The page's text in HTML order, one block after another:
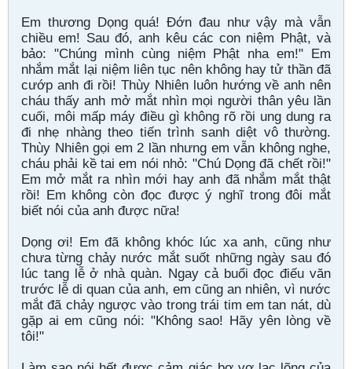
Em thương Dọng quá! Đớn đau như vậy mà vẫn
chiều em! Sau đó, anh kêu các con niệm Phật, và
bảo: "Chúng mình cùng niệm Phật nha em!" Em
nhắm mắt lại niệm liên tục nên không hay tử thần đã
cướp anh đi rồi! Thùy Nhiên luôn hướng về anh nên
cháu thấy anh mở mắt nhìn mọi người thân yêu lần
cuối, môi mấp máy điều gì không rõ rồi ung dung ra
đi nhẹ nhàng theo tiến trình sanh diệt vô thường.
Thùy Nhiên gọi em 2 lần nhưng em vẫn không nghe,
cháu phải kề tai em nói nhỏ: "Chú Dọng đã chết rồi!"
Em mở mắt ra nhìn mới hay anh đã nhắm mắt thật
rồi! Em không còn đọc được ý nghĩ trong đôi mắt
biết nói của anh được nữa!
Dọng ơi! Em đã không khóc lúc xa anh, cũng như
chưa từng chảy nước mắt suốt những ngày sau đó
lúc tang lễ ở nhà quàn. Ngay cả buổi đọc điếu văn
trước lễ di quan của anh, em cũng an nhiên, vì nước
mắt đã chảy ngược vào trong trái tim em tan nát, dù
gặp ai em cũng nói: "Không sao! Hãy yên lòng về
tôi!"